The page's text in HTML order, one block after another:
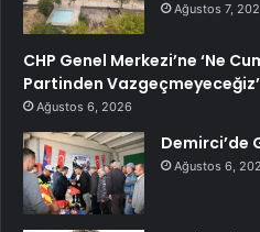
Ağustos 7,
CHP Genel Merkezi’ne ‘Ne
Partinden
Ağustos 6, 2026
Demirci’de
Ağustos 6,